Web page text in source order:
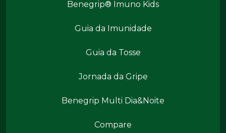
Benegrip® Imuno Kids
Benegrip Mais
Guia da Imunidade
Guia da Tosse
Jornada da Gripe
Benegrip Multi Dia&Noite
Benegrip Mais
Compare